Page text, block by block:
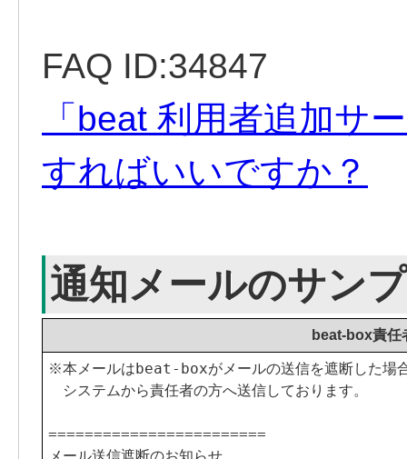
FAQ ID:34847
「beat 利用者追加サ
すればいいですか？
通知メールのサン
beat-box責任
※本メールはbeat-boxがメールの送信を遮断した場
システムから責任者の方へ送信しております。
========================